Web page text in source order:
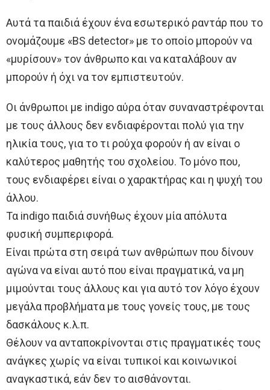
Αυτά τα παιδιά έχουν ένα εσωτερικό ραντάρ που το
ονομάζουμε «BS detector» με το οποίο μπορούν να
«μυρίσουν» τον άνθρωπο και να καταλάβουν αν
μπορούν ή όχι να τον εμπιστευτούν.
Οι άνθρωποι με indigo αύρα όταν συναναστρέφονται
με τους άλλους δεν ενδιαφέρονται πολύ για την
ηλικία τους, για το τι ρούχα φορούν ή αν είναι ο
καλύτερος μαθητής του σχολείου. Το μόνο που,
τους ενδιαφέρει είναι ο χαρακτήρας και η ψυχή του
άλλου.
Τα indigo παιδιά συνήθως έχουν μία απόλυτα
φυσική συμπεριφορά.
Είναι πρώτα στη σειρά των ανθρώπων που δίνουν
αγώνα να είναι αυτό που είναι πραγματικά, να μη
μιμούνται τους άλλους και για αυτό τον λόγο έχουν
μεγάλα προβλήματα με τους γονείς τους, με τους
δασκάλους κ.λ.π.
Θέλουν να ανταποκρίνονται στις πραγματικές τους
ανάγκες χωρίς να είναι τυπικοί και κοινωνικοί
αναγκαστικά, εάν δεν το αισθάνονται.